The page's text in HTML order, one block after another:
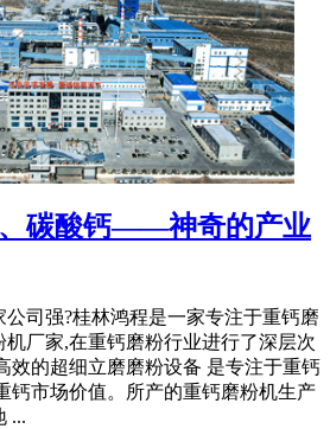
碳酸钙——神奇的产业
司强?桂林鸿程是一家专注于重钙磨
厂家,在重钙磨粉行业进行了深层次
效的超细立磨磨粉设备 是专注于重钙
钙市场价值。所产的重钙磨粉机生产
...